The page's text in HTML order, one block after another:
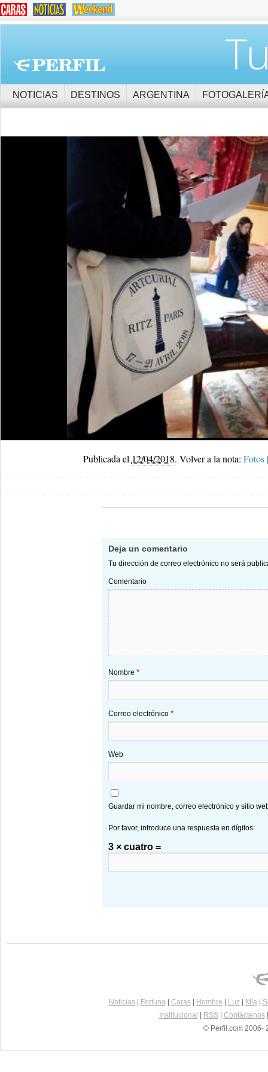
NOTICIAS DESTINOS ARGENTINA
Publicada el 12/04/2018. Volver a la nota: Fotos
Deja un comentario
Tu dirección de correo electrónico no será
Comentario
Nombre *
Correo electrónico *
Web
Guardar mi nombre, correo electrónico y sitio
Por favor, introduce una respuesta en dígitos:
3 × cuatro =
Noticias| Fortuna| Caras| Hombre Luz| Mía|
Institucional
RSS| Contáctenos
© Perfil.com 2006-